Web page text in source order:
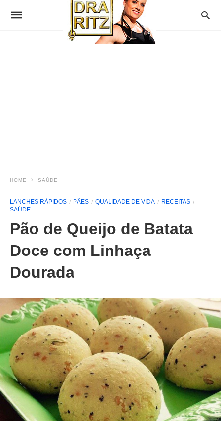
HOME SAÚDE
LANCHES RÁPIDOS PÃES QUALIDADE DE VIDA
RECEITAS
SAÚDE
Pão de Queijo de Batata
Doce com Linhaça
Dourada